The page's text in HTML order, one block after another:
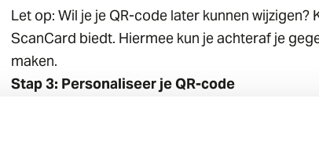
Let op: Wil je je QR-code later kunnen
ScanCard biedt. Hiermee kun je achteraf je
maken.
Stap 3: Personaliseer je QR-code
personalisatiemogelijkheden voor zowel